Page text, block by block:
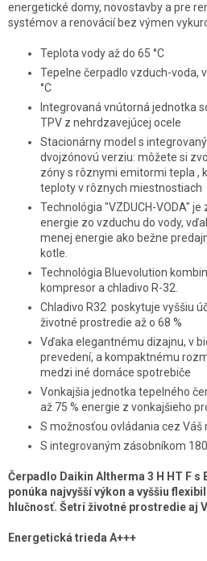
energetické domy, novostavby a pre
systémov a renovácií bez výmen
Teplota vody až do 65 °C
Tepelne čerpadlo vzduch-voda,
°C
Integrovaná vnútorná jednotka
TPV z nehrdzavejúcej ocele
Stacionárny model s
dvojzónovú verziu: môžete si
zóny s rôznymi emitormi tepla ,
teploty v rôznych miestnostiach
Technológia "VZDUCH-VODA"
energie zo vzduchu do vody,
menej energie ako bežne
kotle.
Technológia Bluevolution
kompresor a chladivo R-32.
Chladivo R32 poskytuje vyššiu
životné prostredie až o 68 %
Vďaka elegantnému dizajnu, v
prevedení, a kompaktnému
medzi iné domáce spotrebiče
Vonkajšia jednotka tepelného
až 75 % energie z vonkajšieho
S možnosťou ovládania cez
S integrovaným zásobníkom
Čerpadlo Daikin Altherma 3 H HT F
ponúka najvyšší výkon a vyššiu
hlučnosť. Šetrí životné prostredie aj
Energetická trieda A+++